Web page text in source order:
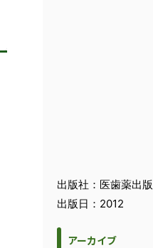
出版社：医歯薬出版
出版日：2012
アーカイブ